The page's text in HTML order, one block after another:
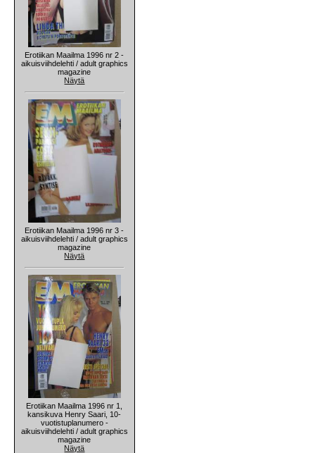
Erotiikan Maailma 1996 nr 2 -
aikuisviihdelehti / adult graphics
magazine
Näytä
Erotiikan Maailma 1996 nr 3 -
aikuisviihdelehti / adult graphics
magazine
Näytä
Erotiikan Maailma 1996 nr 1,
kansikuva Henry Saari, 10-
vuotistuplanumero -
aikuisviihdelehti / adult graphics
magazine
Näytä